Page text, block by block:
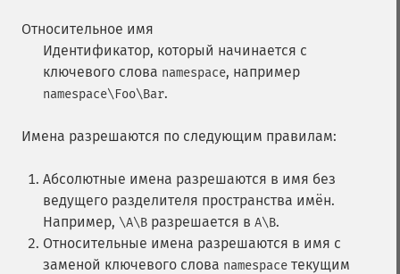
Относительное имя
Идентификатор, который начинается с
ключевого слова namespace, например
namespace\Foo\Bar.
Имена разрешаются по следующим правилам:
Абсолютные имена разрешаются в имя без
ведущего разделителя пространства имён.
Например, \A\B разрешается в A\B.
Относительные имена разрешаются в имя с
заменой ключевого слова namespace текущим